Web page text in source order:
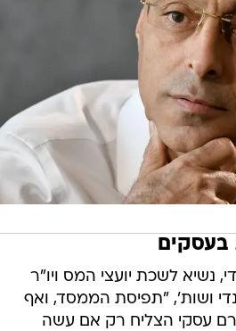
בעסקים
נשיא לשכת יועצי המס ויו"ר
ושות', "תפיסת הממסד, ואף
עסקי הצליח רק אם עשה